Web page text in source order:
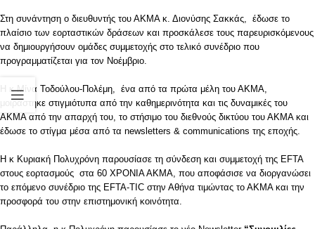
Στη συνάντηση ο διευθυντής του ΑΚΜΑ κ. Διονύσης Σακκάς, έδωσε το
πλαίσιο των εορταστικών δράσεων και προσκάλεσε τους παρευρισκόμενους
να δημιουργήσουν ομάδες συμμετοχής στο τελικό συνέδριο που
προγραμματίζεται για τον Νοέμβριο.
Η κ Μίνα Τοδούλου-Πολέμη, ένα από τα πρώτα μέλη του ΑΚΜΑ,
μοιράστηκε στιγμιότυπα από την καθημερινότητα και τις δυναμικές του
ΑΚΜΑ από την απαρχή του, το στήσιμο του διεθνούς δικτύου του ΑΚΜΑ και
έδωσε το στίγμα μέσα από τα newsletters & communications της εποχής.
H κ Κυριακή Πολυχρόνη παρουσίασε τη σύνδεση και συμμετοχή της EFTA
στους εορτασμούς στα 60 ΧΡΟΝΙΑ ΑΚΜΑ, που αποφάσισε να διοργανώσει
το επόμενο συνέδριο της EFTA-TIC στην Αθήνα τιμώντας το ΑΚΜΑ και την
προσφορά του στην επιστημονική κοινότητα.